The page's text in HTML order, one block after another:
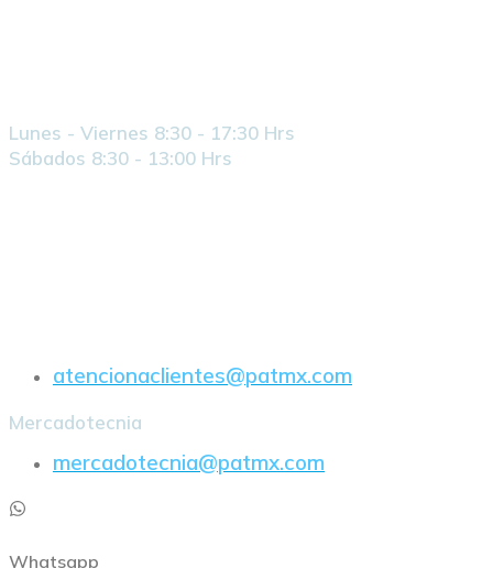
Lunes - Viernes 8:30 - 17:30 Hrs
Sábados 8:30 - 13:00 Hrs
atencionaclientes@patmx.com
Mercadotecnia
mercadotecnia@patmx.com
Whatsapp